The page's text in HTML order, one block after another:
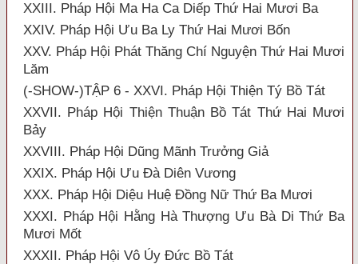
XXIII. Pháp Hội Ma Ha Ca Diếp Thứ Hai Mươi Ba
XXIV. Pháp Hội Ưu Ba Ly Thứ Hai Mươi Bốn
XXV. Pháp Hội Phát Thăng Chí Nguyện Thứ Hai Mươi
Lăm
(-SHOW-)TẬP 6 - XXVI. Pháp Hội Thiện Tý Bồ Tát
XXVII. Pháp Hội Thiện Thuận Bồ Tát Thứ Hai Mươi
Bảy
XXVIII. Pháp Hội Dũng Mãnh Trưởng Giả
XXIX. Pháp Hội Ưu Đà Diên Vương
XXX. Pháp Hội Diệu Huệ Đồng Nữ Thứ Ba Mươi
XXXI. Pháp Hội Hằng Hà Thượng Ưu Bà Di Thứ Ba
Mươi Mốt
XXXII. Pháp Hội Vô Úy Đức Bồ Tát